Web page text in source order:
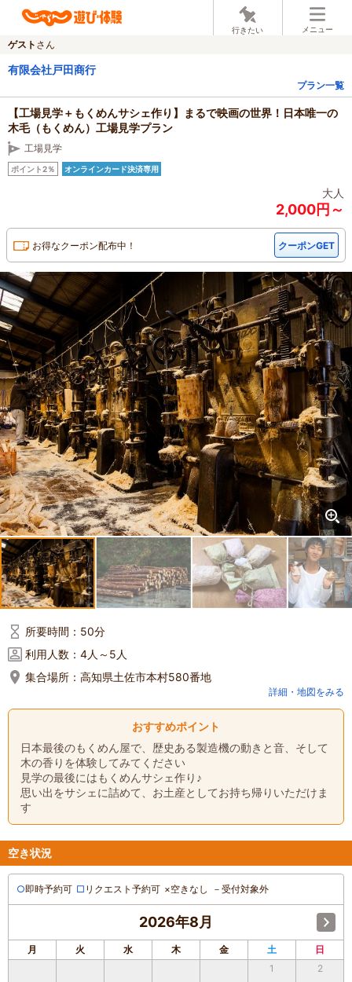
行きたい メニュー
ゲスト さん
有限会社戸田商行
プラン一覧
【工場見学＋もくめんサシェ作り】まるで映画の世界！日本唯一の
木毛（もくめん）工場見学プラン
工場見学
ポイント2％ オンラインカード決済専用
大人
2,000円～
お得なクーポン配布中！ クーポンGET
所要時間： 50分
利用人数： 4人～5人
集合場所： 高知県土佐市本村580番地
詳細・地図をみる
おすすめポイント
日本最後のもくめん屋で、歴史ある製造機の動きと音、そして
木の香りを体験してみてください
見学の最後にはもくめんサシェ作り♪
思い出をサシェに詰めて、お土産としてお持ち帰りいただけま
す
空き状況
○即時予約可 □ リクエスト予約可 ×空きなし － 受付対象外
2026年8月
月 火 水 木 金 土
日
1
2